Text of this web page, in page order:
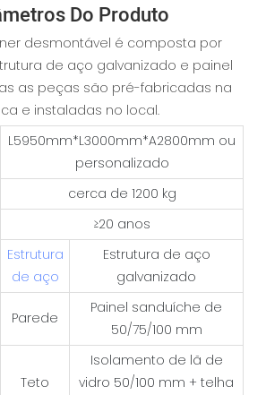
Do Produto
desmontável é composta por
de aço galvanizado e painel
as peças são pré-fabricadas na
e instaladas no local.
L5950mm*L3000mm*A2800mm ou
personalizado
cerca de 1200 kg
≥20 anos
Estrutura
de aço
Estrutura de aço
galvanizado
Parede
Painel sanduíche de
50/75/100 mm
Teto
Isolamento de lã de
vidro 50/100 mm + telha